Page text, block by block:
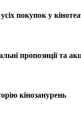
покупок у
пропозиції та
кінозанурень